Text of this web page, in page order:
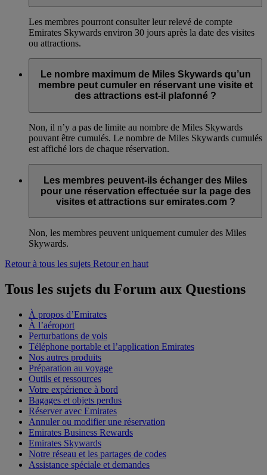
Les membres pourront consulter leur relevé de compte
Emirates Skywards environ 30 jours après la date des visites
ou attractions.
Le nombre maximum de Miles Skywards qu’un
membre peut cumuler en réservant une visite et
des attractions est-il plafonné ?
Non, il n’y a pas de limite au nombre de Miles Skywards
pouvant être cumulés. Le nombre de Miles Skywards cumulés
est affiché lors de chaque réservation.
Les membres peuvent-ils échanger des Miles
pour une réservation effectuée sur la page des
visites et attractions sur emirates.com ?
Non, les membres peuvent uniquement cumuler des Miles
Skywards.
Retour à tous les sujets Retour en haut
Tous les sujets du Forum aux Questions
À propos d’Emirates
À l’aéroport
Perturbations de vols
Téléphone portable et l’application Emirates
Nos autres produits
Préparation au voyage
Outils et ressources
Votre expérience à bord
Bagages et objets perdus
Réserver avec Emirates
Annuler ou modifier une réservation
Emirates Business Rewards
Emirates Skywards
Notre réseau et les partages de codes
Assistance spéciale et demandes